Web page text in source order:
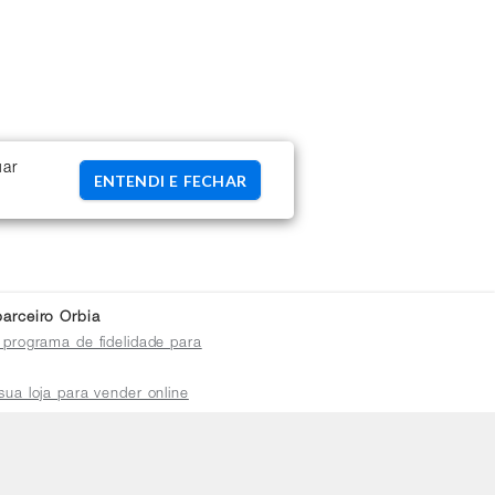
ENTENDI E FECHAR
Orbia
programa de fidelidade para
loja para vender online